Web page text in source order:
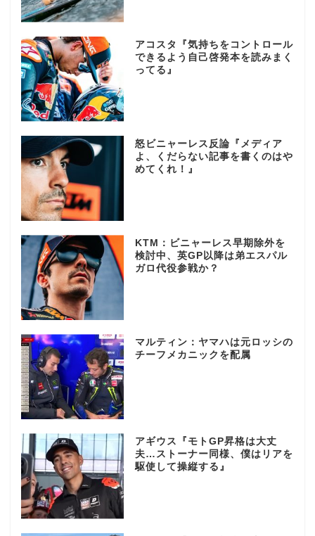
アコスタ『気持ちをコントロール
できるよう自己啓発本を読みまく
ってる』
怒ビニャーレス反論『メディア
よ、くだらない記事を書くのはや
めてくれ！』
KTM：ビニャーレス早期除外を
検討中、英GP以降は弟エスパル
ガロ代役参戦か？
マルティン：ヤマハは元ロッシの
チーフメカニックを配属
アギウス『モトGP昇格は大丈
夫…ストーナー同様、僕はリアを
駆使して操縦する』